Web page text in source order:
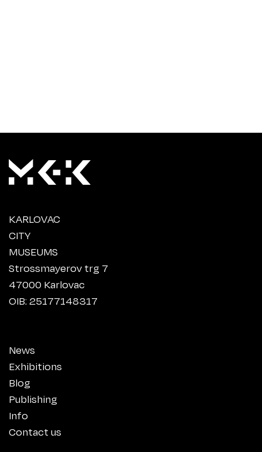
KARLOVAC
CITY
MUSEUMS
Strossmayerov trg 7
47000 Karlovac
OIB: 25177148317
News
Exhibitions
Blog
Publishing
Info
Contact us